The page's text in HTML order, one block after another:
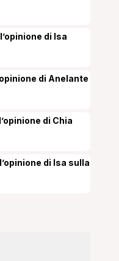
di Isa
di Anelante
di Chia
di Isa sulla